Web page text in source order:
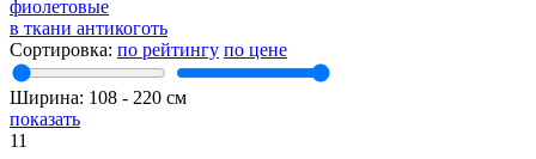
фиолетовые
в ткани антикоготь
Сортировка: по рейтингу по цене
Ширина: 108 ‐ 220 см
показать
11